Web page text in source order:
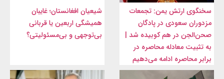
سخنگوی ارتش یمن: تجمعات
مزدوران سعودی در پادگان
صحن‌الجن در هم کوبیده شد |
به تثبیت معادله محاصره در
برابر محاصره ادامه می‌دهیم
شیعیان افغانستان؛ غایبان
همیشگی اربعین یا قربانی
بی‌توجهی و بی‌مسئولیتی؟